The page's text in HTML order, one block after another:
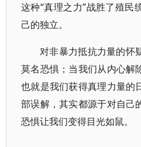
这种“真理之力”战胜了殖民
己的独立。
对非暴力抵抗力量的怀
莫名恐惧；当我们从内心解
也就是我们获得真理力量的
部误解，其实都源于对自己
恐惧让我们变得目光如鼠。